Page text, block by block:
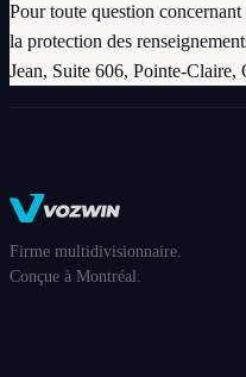
Pour toute question
la protection des
Jean, Suite 606, Pointe-
Firme multidivisionnaire.
Conçue à Montréal.